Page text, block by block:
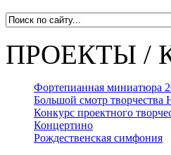
ПРОЕКТЫ /
Фортепианная миниатюра
Большой смотр творчества
Конкурс проектного
Концертино
Рождественская симфония